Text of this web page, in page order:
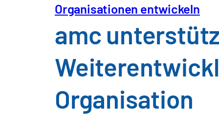
Organisationen entwickeln
amc
Organisation
Insight
Gesundheit –
öffentlichen